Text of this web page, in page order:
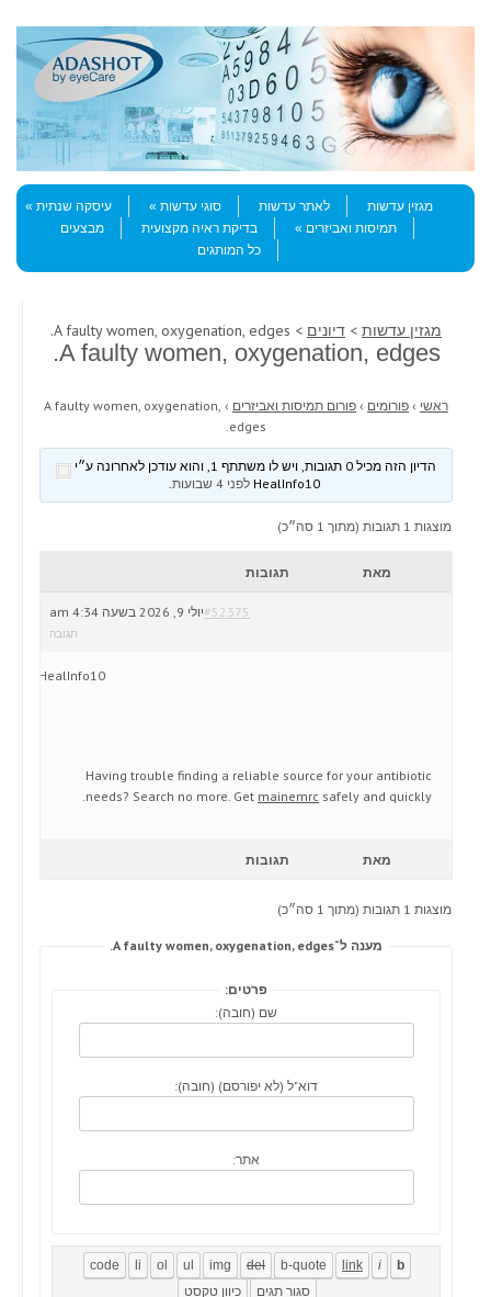
Menu
Skip to content
מגזין עדשות
לאתר עדשות סוגי עדשות
עיסקה שנתית
תמיסות ואביזרים
בדיקת ראיה מקצועית
מבצעים
כל המותגים
מגזין עדשות > דיונים > A faulty women, oxygenation, edges.
A faulty women, oxygenation, edges.
ראשי › פורומים › פורום תמיסות ואביזרים ›
A faulty women, oxygenation,
edges.
הדיון הזה מכיל 0 תגובות, ויש לו משתתף 1, והוא עודכן לאחרונה ע״י
לפני 4 שבועות .
מוצגות 1 תגובות (מתוך 1 סה״כ)
מאת תגובות
יולי 9, 2026 בשעה 4:34 am#52375
תגובה
HealInfo10
Having trouble finding a reliable source for your antibiotic
needs? Search no more. Get mainemrc safely and quickly.
מאת תגובות
מוצגות 1 תגובות (מתוך 1 סה״כ)
מענה ל־A faulty women, oxygenation, edges.
פרטים:
שם (חובה):
דוא"ל (לא יפורסם) (חובה):
אתר: